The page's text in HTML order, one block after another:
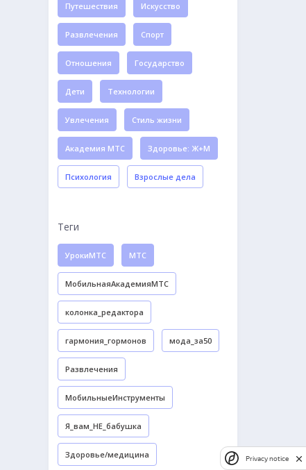
Путешествия Искусство
Развлечения Спорт
Отношения Государство
Дети Технологии
Увлечения Стиль жизни
Академия МТС Здоровье: Ж+М
Психология Взрослые дела
Теги
УрокиМТС МТС
МобильнаяАкадемияМТС
колонка_редактора
гармония_гормонов мода_за50
Развлечения
МобильныеИнструменты
Я_вам_НЕ_бабушка
Здоровье/медицина Privacy notice